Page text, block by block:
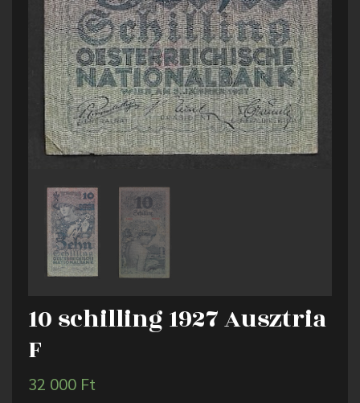
10 schilling 1927 Ausztria
F
32 000 Ft